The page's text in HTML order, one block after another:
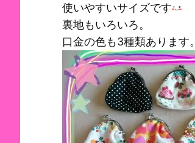
使いやすいサイズです
裏地もいろいろ。
口金の色も3種類あります。